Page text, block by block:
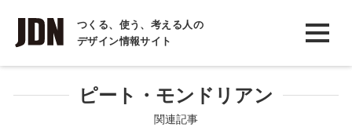
つくる、使う、考える人の
デザイン情報サイト
INTERVIEW
インタビュー
REPORT
ピート・モンドリアン
関連記事